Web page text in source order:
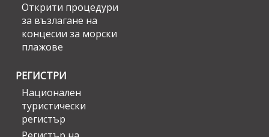
Открити процедури
за възлагане на
концесии за морски
плажове
РЕГИСТРИ
Национален
туристически
регистър